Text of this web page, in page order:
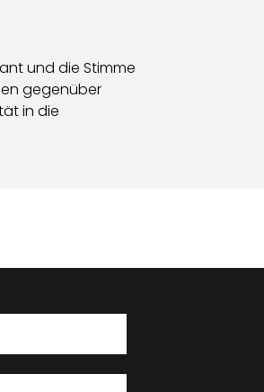
und die Stimme
gegenüber
in die